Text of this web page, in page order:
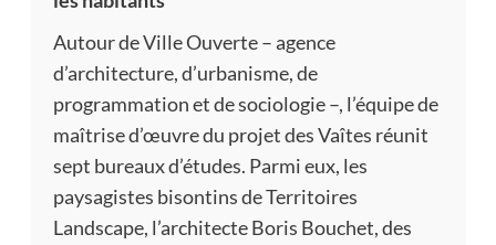
Autour de Ville Ouverte – agence
d’architecture, d’urbanisme, de
programmation et de sociologie –, l’équipe de
maîtrise d’œuvre du projet des Vaîtes réunit
sept bureaux d’études. Parmi eux, les
paysagistes bisontins de Territoires
Landscape, l’architecte Boris Bouchet, des